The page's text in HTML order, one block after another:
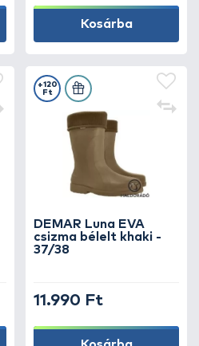
Kosárba
DEMAR Luna EVA
csizma bélelt khaki -
37/38
+120
Ft
11.990 Ft